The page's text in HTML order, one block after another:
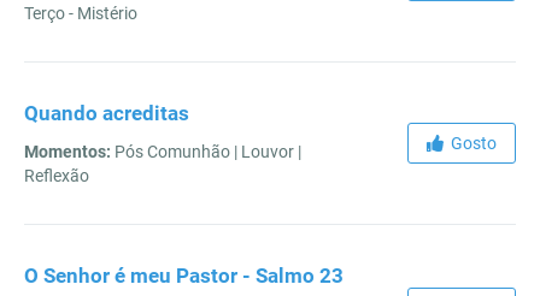
Terço - Mistério
Quando acreditas
Momentos: Pós Comunhão | Louvor |
Reflexão
Gosto
O Senhor é meu Pastor - Salmo 23